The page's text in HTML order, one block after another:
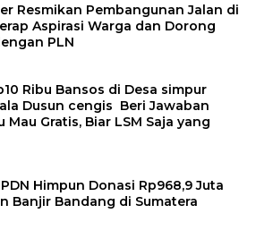
Resmikan Pembangunan Jalan di
Aspirasi Warga dan Dorong
PLN
Ribu Bansos di Desa simpur
Dusun cengis Beri Jawaban
Mau Gratis, Biar LSM Saja yang
Himpun Donasi Rp968,9 Juta
Banjir Bandang di Sumatera